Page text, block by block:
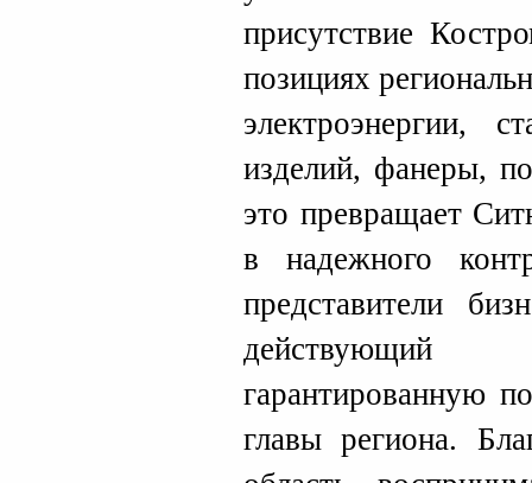
присутствие
позициях
электроэнергии,
изделий, фанеры,
это превращает
в надежного
представители
действующий
гарантированную
главы региона.